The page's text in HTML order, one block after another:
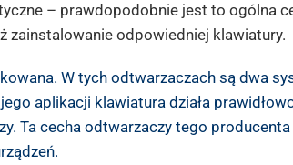
– prawdopodobnie jest to ogólna
zainstalowanie odpowiedniej klawiatury.
W tych odtwarzaczach są dwa
aplikacji klawiatura działa
Ta cecha odtwarzaczy tego